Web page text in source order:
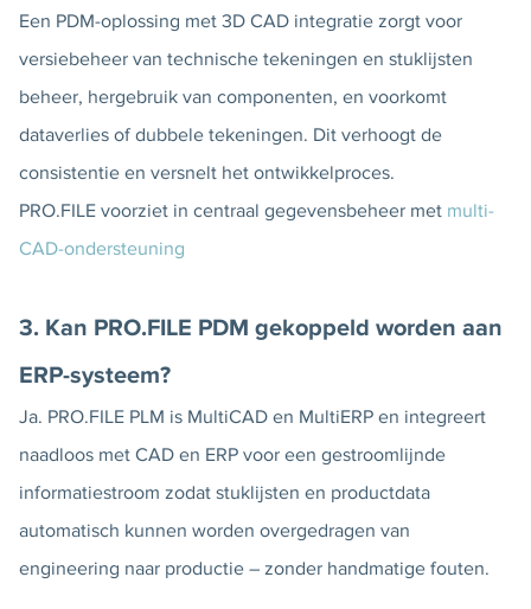
Een PDM-oplossing met 3D CAD integratie zorgt voor
versiebeheer van technische tekeningen en stuklijsten
beheer, hergebruik van componenten, en voorkomt
dataverlies of dubbele tekeningen. Dit verhoogt de
consistentie en versnelt het ontwikkelproces.
PRO.FILE voorziet in centraal gegevensbeheer met multi-
CAD-ondersteuning
3. Kan PRO.FILE PDM gekoppeld worden aan
ERP-systeem?
Ja. PRO.FILE PLM is MultiCAD en MultiERP en integreert
naadloos met CAD en ERP voor een gestroomlijnde
informatiestroom zodat stuklijsten en productdata
automatisch kunnen worden overgedragen van
engineering naar productie – zonder handmatige fouten.